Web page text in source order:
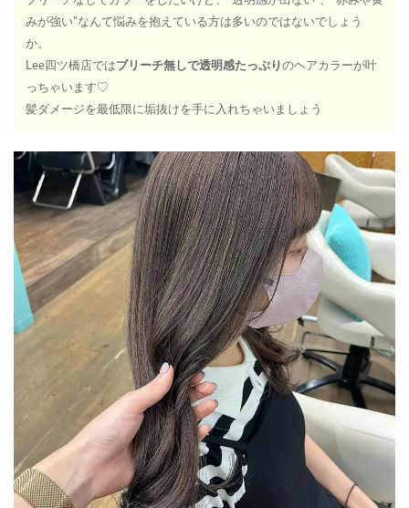
みが強い”なんて悩みを抱えている方は多いのではないでしょう
か。
Lee四ツ橋店ではブリーチ無しで透明感たっぷりのヘアカラーが叶
っちゃいます♡
髪ダメージを最低限に垢抜けを手に入れちゃいましょう♩